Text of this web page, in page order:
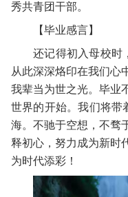
秀共青团干部。
【毕业感言】
还记得初入母校时
从此深深烙印在我们心
我辈当为世之光。毕业
世界的开始。我们将带
海。不驰于空想，不骛
释初心，努力成为新时
为时代添彩！